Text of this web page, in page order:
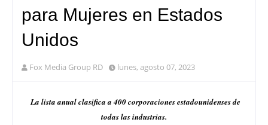
para Mujeres en Estados
Unidos
Fox Media Group RD lunes, agosto 07, 2023
La lista anual clasifica a 400 corporaciones estadounidenses de
todas las industrias.